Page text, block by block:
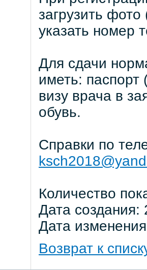
загрузить
указать номер
Для сдачи
иметь: паспорт
визу врача в
обувь.
Справки по
Количество
Дата
Дата
Возврат к